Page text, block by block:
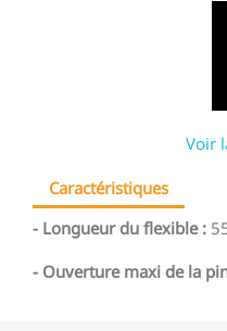
Voir
Caractéristiques
- Longueur du flexible :
- Ouverture maxi de la